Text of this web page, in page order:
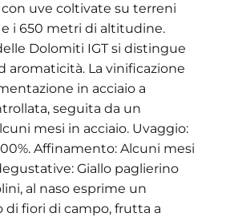
uve coltivate su terreni
e i 650 metri di altitudine.
Dolomiti IGT si distingue
aromaticità. La vinificazione
in acciaio a
seguita da un
mesi in acciaio. Uvaggio:
Affinamento: Alcuni mesi
Giallo paglierino
al naso esprime un
fiori di campo, frutta a